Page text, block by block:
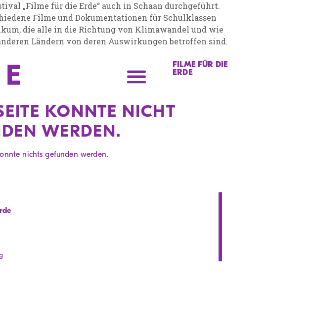
„Filme für die Erde“ auch in Schaan durchgeführt.
Filme und Dokumentationen für Schulklassen
die alle in die Richtung von Klimawandel und wie
Ländern von deren Auswirkungen betroffen sind.